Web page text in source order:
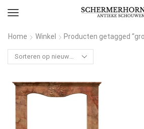
Home Winkel Producten getagged